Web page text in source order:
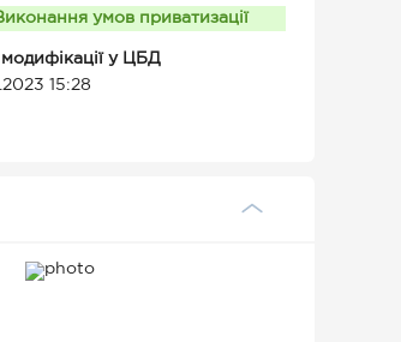
умов приватизації
у ЦБД
15:28